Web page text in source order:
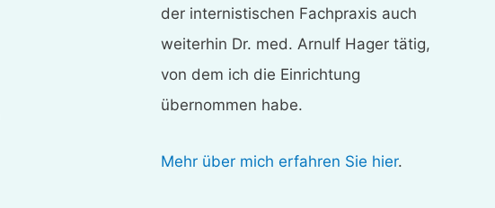
der internistischen Fachpraxis auch
weiterhin Dr. med. Arnulf Hager tätig,
von dem ich die Einrichtung
übernommen habe.
Mehr über mich erfahren Sie hier.